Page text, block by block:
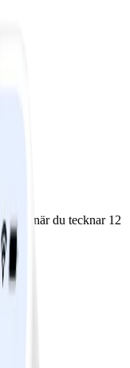
50% när du tecknar 12